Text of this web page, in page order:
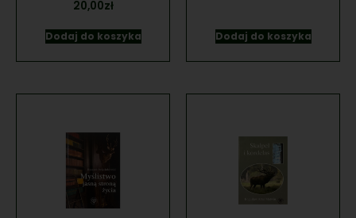
20,00zł
Dodaj do koszyka Dodaj do koszyka